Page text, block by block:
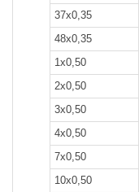
37x0,35
48x0,35
1x0,50
2x0,50
3x0,50
4x0,50
7x0,50
10x0,50